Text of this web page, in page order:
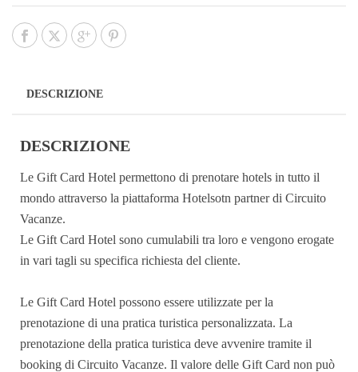
DESCRIZIONE
DESCRIZIONE
Le Gift Card Hotel permettono di prenotare hotels in tutto il
mondo attraverso la piattaforma Hotelsotn partner di Circuito
Vacanze.
Le Gift Card Hotel sono cumulabili tra loro e vengono erogate
in vari tagli su specifica richiesta del cliente.
Le Gift Card Hotel possono essere utilizzate per la
prenotazione di una pratica turistica personalizzata. La
prenotazione della pratica turistica deve avvenire tramite il
booking di Circuito Vacanze. Il valore delle Gift Card non può